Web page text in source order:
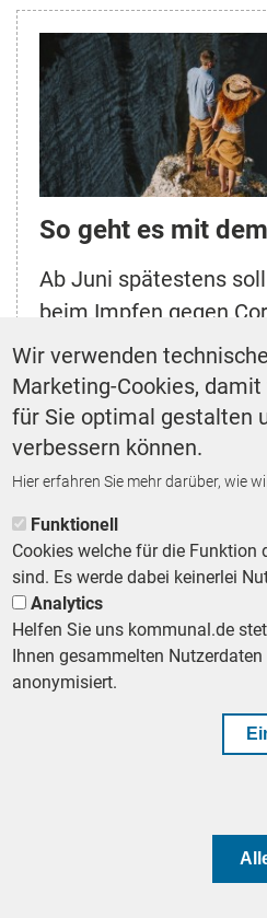
So geht es mit
Ab Juni spätestens
beim Impfen gegen
Außerdem soll die
verändert werden.
Geimpfte erhalten
MEHR
Erster digitaler
den digitalen
Wir verwenden
Marketing-Cookies,
für Sie optimal gestalten
verbessern können.
Hier erfahren Sie mehr darüber, wie
Funktionell
Cookies welche für die Funktion
sind. Es werde dabei keinerlei
Analytics
Helfen Sie uns kommunal.de
Ihnen gesammelten
anonymisiert.